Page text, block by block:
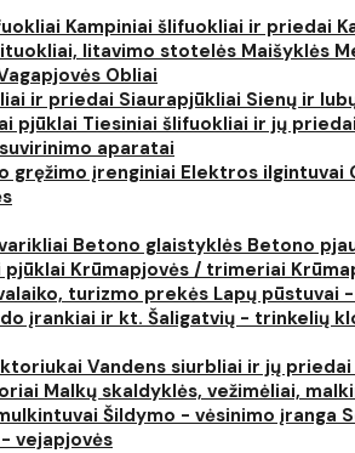
Kampiniai šlifuokliai ir priedai
litavimo stotelės Maišyklės
Obliai
ir priedai Siaurapjūkliai Sienų ir
pjūklai Tiesiniai šlifuokliai ir jų priedai
aparatai
gręžimo įrenginiai Elektros ilgintuvai
Betono glaistyklės Betono
pjūklai Krūmapjovės / trimeriai
turizmo prekės Lapų pūstuvai
įrankiai ir kt. Šaligatvių - trinkelių
Vandens siurbliai ir jų priedai
Malkų skaldyklės, vežimėliai,
Šildymo - vėsinimo įranga
vejapjovės